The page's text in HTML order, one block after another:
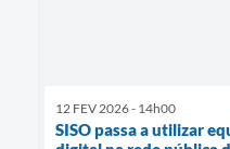
12 FEV 2026 - 14h00
SISO passa a utilizar